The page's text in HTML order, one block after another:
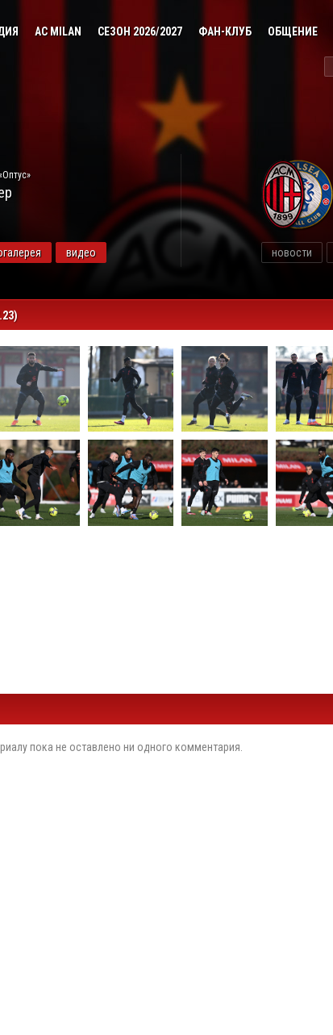
AC MILAN СЕЗОН 2026/2027 ФАН-КЛУБ ОБЩЕНИЕ
видео новости
пока не оставлено ни одного комментария.